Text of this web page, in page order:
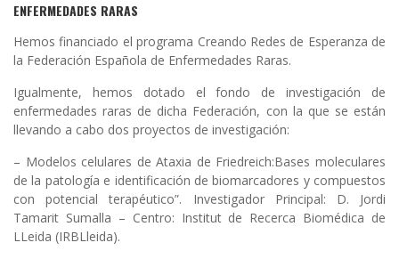
ENFERMEDADES RARAS
Hemos financiado el programa Creando Redes de Esperanza de
la Federación Española de Enfermedades Raras.
Igualmente, hemos dotado el fondo de investigación de
enfermedades raras de dicha Federación, con la que se están
llevando a cabo dos proyectos de investigación:
– Modelos celulares de Ataxia de Friedreich:Bases moleculares
de la patología e identificación de biomarcadores y compuestos
con potencial terapéutico”. Investigador Principal: D. Jordi
Tamarit Sumalla – Centro: Institut de Recerca Biomédica de
LLeida (IRBLleida).